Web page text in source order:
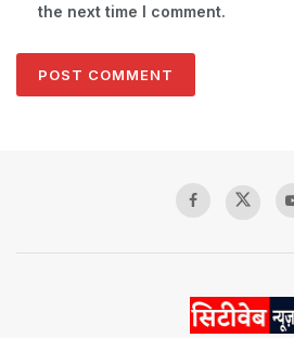
the next time I comment.